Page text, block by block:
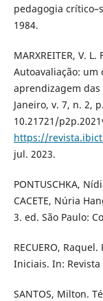
pedagogia
1984.
MARXREITER, V. L.
Autoavaliação: um
aprendizagem das
Janeiro, v. 7, n. 2,
10.21721/
https://
jul. 2023.
PONTUSCHKA,
CACETE, Núria
3. ed. São Paulo:
RECUERO,
Iniciais. In: Revista
SANTOS, Milton.